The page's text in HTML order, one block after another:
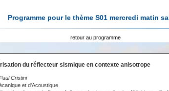
Programme pour le thème S01 mercredi matin
retour au programme
du réflecteur sismique en contexte anisotrope
Cristini
et d'Acoustique